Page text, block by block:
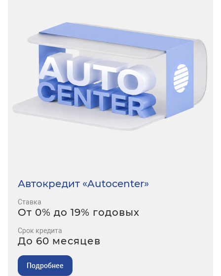
Автокредит «Autocenter»
Ставка
От 0% до 19% годовых
Срок кредита
До 60 месяцев
Подробнее